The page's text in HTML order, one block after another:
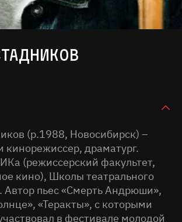
(р.1988, Новосибирск) –
кинорежиссер, драматург.
(режиссерский факультет,
кино), Школы театрального
пьес «Смерть Андрюши»,
«Теракты», с которыми
в фестивале молодой